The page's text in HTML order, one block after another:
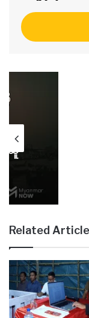
က်မှု
ည်သူ
Related